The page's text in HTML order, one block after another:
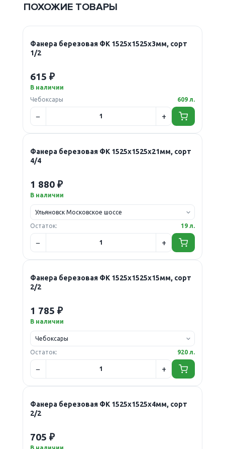
ПОХОЖИЕ ТОВАРЫ
Фанера березовая ФК 1525х1525х3мм, сорт
1/2
615 ₽
В наличии
Чебоксары
609 л.
Фанера березовая ФК 1525х1525х21мм, сорт
4/4
1 880 ₽
В наличии
Остаток: 19 л.
Фанера березовая ФК 1525х1525х15мм, сорт
2/2
1 785 ₽
В наличии
Остаток: 920 л.
Фанера березовая ФК 1525х1525х4мм, сорт
2/2
705 ₽